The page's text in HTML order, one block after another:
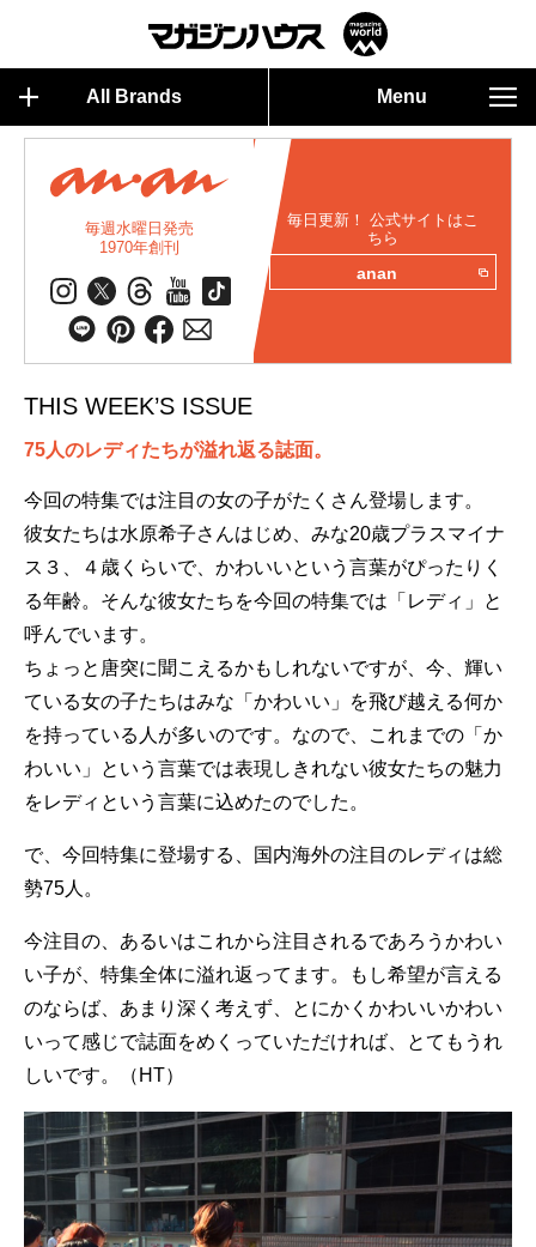
All Brands Menu
毎週水曜日発売
1970年創刊
毎日更新！ 公式サイトはこ
ちら
anan
THIS WEEK’S ISSUE
75人のレディたちが溢れ返る誌面。
今回の特集では注目の女の子がたくさん登場します。
彼女たちは水原希子さんはじめ、みな20歳プラスマイナ
ス３、４歳くらいで、かわいいという言葉がぴったりく
る年齢。そんな彼女たちを今回の特集では「レディ」と
呼んでいます。
ちょっと唐突に聞こえるかもしれないですが、今、輝い
ている女の子たちはみな「かわいい」を飛び越える何か
を持っている人が多いのです。なので、これまでの「か
わいい」という言葉では表現しきれない彼女たちの魅力
をレディという言葉に込めたのでした。
で、今回特集に登場する、国内海外の注目のレディは総
勢75人。
今注目の、あるいはこれから注目されるであろうかわい
い子が、特集全体に溢れ返ってます。もし希望が言える
のならば、あまり深く考えず、とにかくかわいいかわい
いって感じで誌面をめくっていただければ、とてもうれ
しいです。（HT）